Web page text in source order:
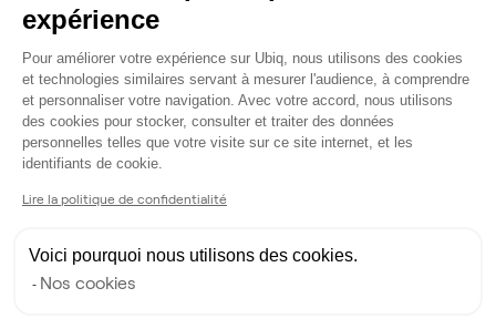
5 562 €
Voir tout
Gestionnaire de l'espace
Partenaire depuis 2020
Répond en moins de deux jours
expérience
Plateforme de Gestion du
Pour améliorer votre expérience sur Ubiq, nous utilisons des cookies
et technologies similaires servant à mesurer l'audience, à comprendre
et personnaliser votre navigation. Avec votre accord, nous utilisons
des cookies pour stocker, consulter et traiter des données
personnelles telles que votre visite sur ce site internet, et les
identifiants de cookie.
Lire la politique de confidentialité
Voici pourquoi nous utilisons des cookies.
Nos cookies